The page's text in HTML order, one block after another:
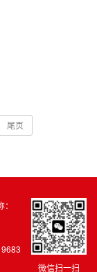
尾页
微信扫一扫